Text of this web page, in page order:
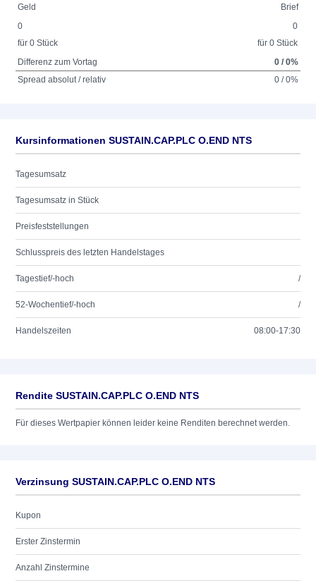
Geld
Brief
0
für 0 Stück
0
für 0 Stück
Differenz zum Vortag
0 / 0%
Spread absolut / relativ
0 / 0%
Kursinformationen SUSTAIN.CAP.PLC O.END NTS
Tagesumsatz
Tagesumsatz in Stück
Preisfeststellungen
Schlusspreis des letzten Handelstages
Tagestief/-hoch /
52-Wochentief/-hoch /
Handelszeiten 08:00-17:30
Rendite SUSTAIN.CAP.PLC O.END NTS
Für dieses Wertpapier können leider keine Renditen berechnet werden.
Verzinsung SUSTAIN.CAP.PLC O.END NTS
Kupon
Erster Zinstermin
Anzahl Zinstermine